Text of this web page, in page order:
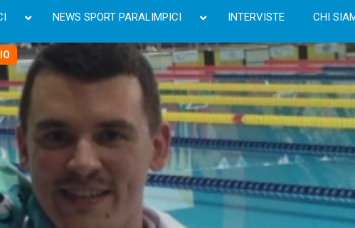
NEWS SPORT PARALIMPICI INTERVISTE CHI